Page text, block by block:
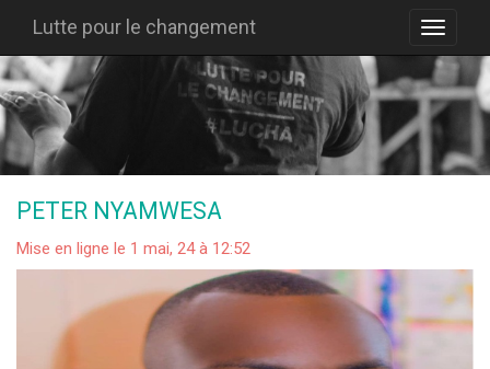
Lutte pour le changement
PETER NYAMWESA
Mise en ligne le 1 mai, 24 à 12:52